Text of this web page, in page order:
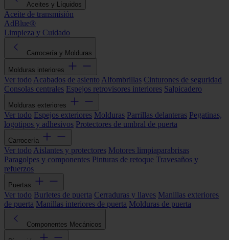
Aceites y Líquidos
Aceite de transmisión
AdBlue®
Limpieza y Cuidado
Carrocería y Molduras
Molduras interiores
Ver todo Acabados de asiento Alfombrillas Cinturones de seguridad
Consolas centrales Espejos retrovisores interiores Salpicadero
Molduras exteriores
Ver todo Espejos exteriores Molduras Parrillas delanteras Pegatinas,
logotipos y adhesivos Protectores de umbral de puerta
Carrocería
Ver todo Aislantes y protectores Motores limpiaparabrisas
Paragolpes y componentes Pinturas de retoque Travesaños y
refuerzos
Puertas
Ver todo Burletes de puerta Cerraduras y llaves Manillas exteriores
de puerta Manillas interiores de puerta Molduras de puerta
Componentes Mecánicos